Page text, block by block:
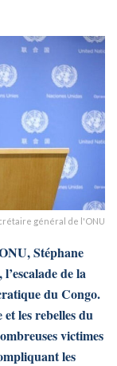
général de l'ONU
Stéphane
de la
du Congo.
les rebelles du
victimes
les